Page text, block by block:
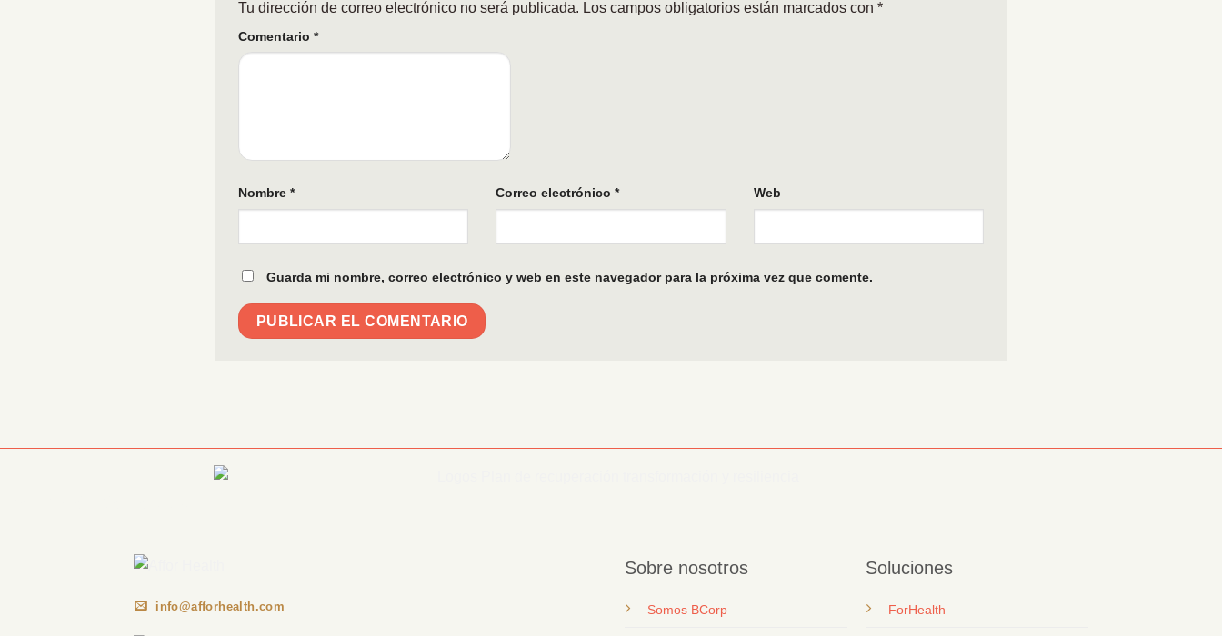
Tu dirección de correo electrónico no será publicada. Los campos obligatorios están marcados con *
Comentario *
Nombre * Correo electrónico* Web
Guarda mi nombre, correo electrónico y web en este navegador para la próxima vez que comente.
info@afforhealth.com
Sobre nosotros
Somos BCorp
Soluciones
ForHealth